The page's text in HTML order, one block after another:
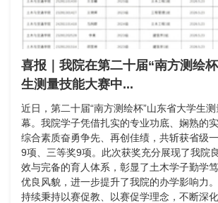
喜报｜我院在第二十届“南方测绘
生测量技能大赛中...
近日，第二十届“南方测绘杯”山东省大学生
幕。我院学子凭借扎实的专业功底、娴熟的
综合素质奋勇争先、再创佳绩，共斩获省级
9项、三等奖9项。此次获奖充分展现了我院
效与完备的育人体系，彰显了土木学子勤学
优良风貌，进一步提升了我院的办学影响力
持续秉持以赛促教、以赛促学理念，不断深